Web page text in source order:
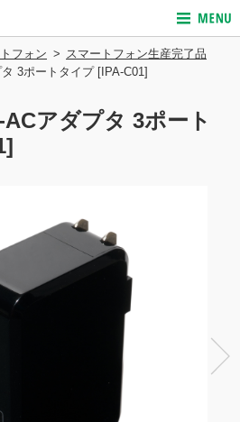
フォン
スマートフォン生産完了品
3ポートタイプ [IPA-C01]
アダプタ 3ポート